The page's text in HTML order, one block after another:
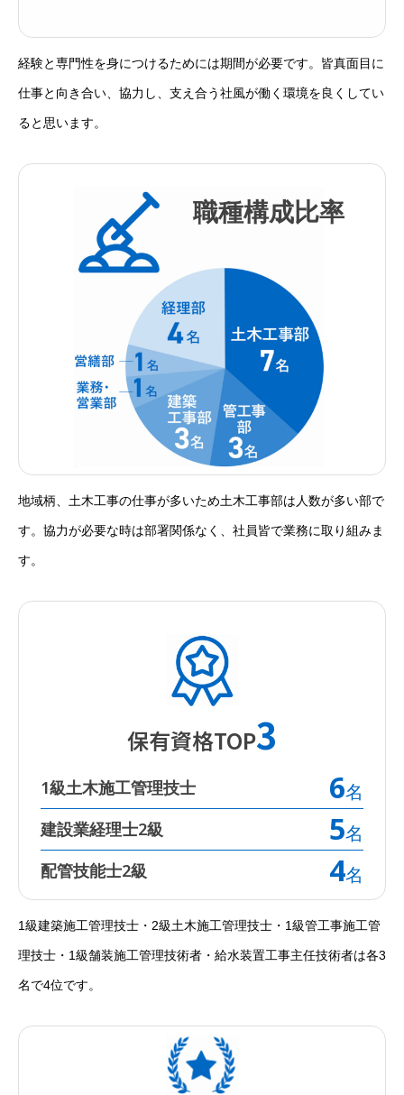
野沢総合を知る
社長メッセージ
経験と専門性を身につけるためには期間が必要です。皆真面目に
仕事と向き合い、協力し、支え合う社風が働く環境を良くしてい
ると思います。
職種構成比率
地域柄、土木工事の仕事が多いため土木工事部は人数が多い部で
す。協力が必要な時は部署関係なく、社員皆で業務に取り組みま
す。
保有資格TOP3
1級土木施工管理技士 6名
建設業経理士2級 5名
配管技能士2級 4名
1級建築施工管理技士・2級土木施工管理技士・1級管工事施工管
理技士・1級舗装施工管理技術者・給水装置工事主任技術者は各3
名で4位です。